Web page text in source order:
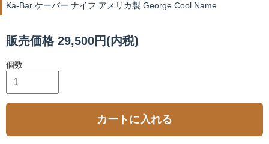
Ka-Bar ケーバー ナイフ アメリカ製 George Cool Name
販売価格 29,500円(内税)
個数
カートに入れる